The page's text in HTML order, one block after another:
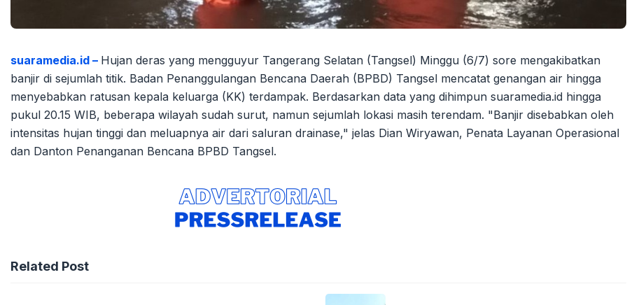
suaramedia.id – Hujan deras yang mengguyur Tangerang Selatan (Tangsel) Minggu (6/7) sore mengakibatkan
banjir di sejumlah titik. Badan Penanggulangan Bencana Daerah (BPBD) Tangsel mencatat genangan air hingga
menyebabkan ratusan kepala keluarga (KK) terdampak. Berdasarkan data yang dihimpun suaramedia.id hingga
pukul 20.15 WIB, beberapa wilayah sudah surut, namun sejumlah lokasi masih terendam. "Banjir disebabkan oleh
intensitas hujan tinggi dan meluapnya air dari saluran drainase," jelas Dian Wiryawan, Penata Layanan Operasional
dan Danton Penanganan Bencana BPBD Tangsel.
Related Post